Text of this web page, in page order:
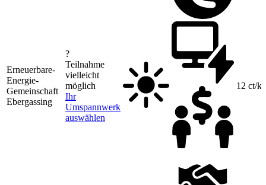
Erneuerbare-
Energie-
Gemeinschaft
Ebergassing
?
Teilnahme
vielleicht
möglich
Ihr
Umspannwerk
auswählen
12 ct/